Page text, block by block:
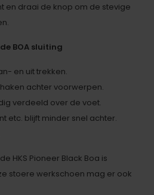
en draai de knop om de stevige
BOA sluiting
en uit trekken.
achter voorwerpen.
verdeeld over de voet.
etc. blijft minder snel achter.
HKS Pioneer Black Boa is
stoere werkschoen mag er ook